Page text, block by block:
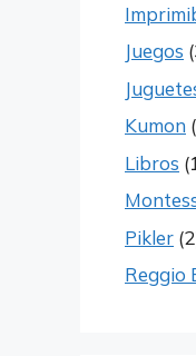
Juegos
Kumon
Libros
Pikler
Reggio